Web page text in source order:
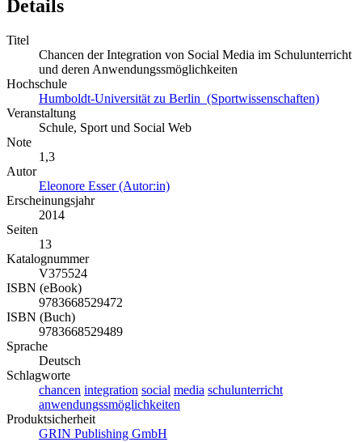
Details
Titel
Chancen der Integration von Social Media im Schulunterricht
und deren Anwendungssmöglichkeiten
Hochschule
Humboldt-Universität zu Berlin (Sportwissenschaften)
Veranstaltung
Schule, Sport und Social Web
Note
1,3
Autor
Eleonore Esser (Autor:in)
Erscheinungsjahr
2014
Seiten
13
Katalognummer
V375524
ISBN (eBook)
9783668529472
ISBN (Buch)
9783668529489
Sprache
Deutsch
Schlagworte
chancen integration social media schulunterricht
anwendungssmöglichkeiten
Produktsicherheit
GRIN Publishing GmbH